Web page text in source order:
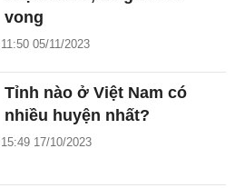
vong
11:50 05/11/2023
Tỉnh nào ở Việt Nam có
nhiều huyện nhất?
15:49 17/10/2023